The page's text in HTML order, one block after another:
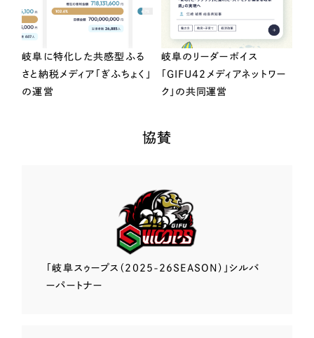
岐阜に特化した共感型ふる
さと納税メディア「ぎふちょく」
の運営
岐阜のリーダーボイス
「GIFU42メディアネットワー
ク」の共同運営
協賛
「岐阜スゥープス （2025-26SEASON）」 シルバ
ーパートナー